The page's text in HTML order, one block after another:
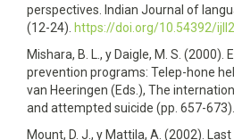
perspectives. Indian Journal of
(12-24). https://doi.org/10.54392/
Mishara, B. L., y Daigle, M. S. (2000).
prevention programs: Telep-hone
van Heeringen (Eds.), The
and attempted suicide (pp. 657-673).
Mount, D. J., y Mattila, A. (2002).